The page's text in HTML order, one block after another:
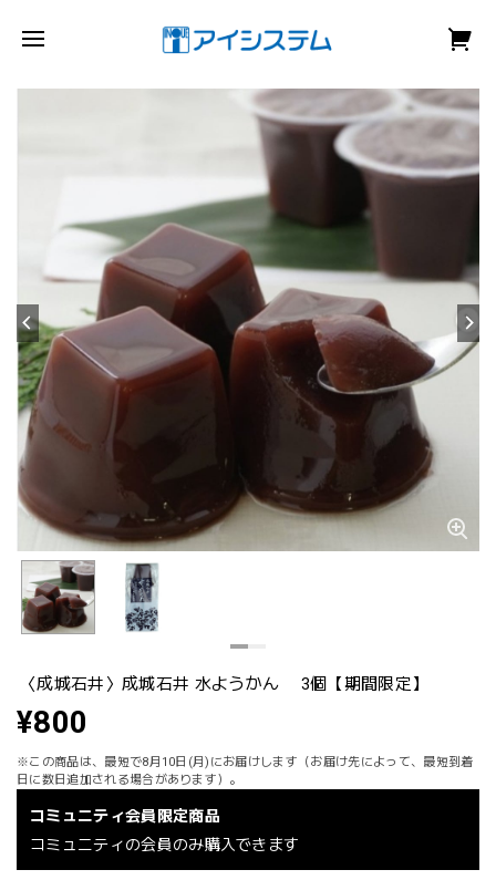
〈成城石井〉成城石井 水ようかん 3個【期間限定】
¥800
※この商品は、最短で8月10日(月)にお届けします（お届け先によって、最短到着
日に数日追加される場合があります）。
コミュニティ会員限定商品
コミュニティの会員のみ購入できます